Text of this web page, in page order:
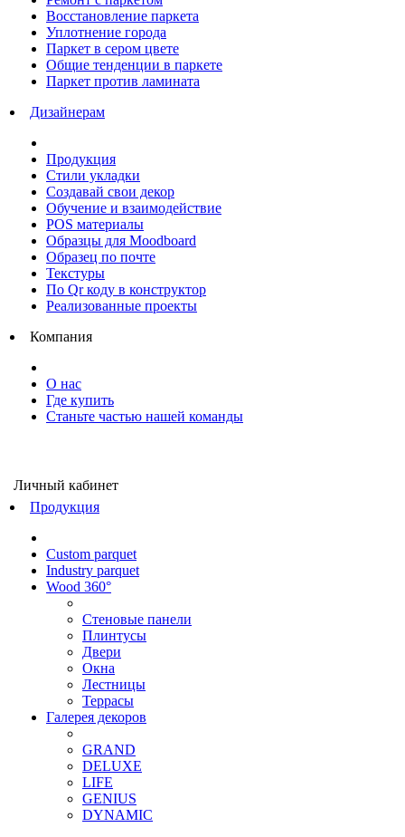
Восстановление паркета
Уплотнение города
Паркет в сером цвете
Общие тенденции в паркете
Паркет против ламината
Дизайнерам
Продукция
Стили укладки
Создавай свои декор
Обучение и взаимодействие
POS материалы
Образцы для Moodboard
Образец по почте
Текстуры
По Qr коду в конструктор
Реализованные проекты
Компания
О нас
Где купить
Станьте частью нашей команды
Личный кабинет
Продукция
Custom parquet
Industry parquet
Wood 360°
Стеновые панели
Плинтусы
Двери
Окна
Лестницы
Террасы
Галерея декоров
GRAND
DELUXE
LIFE
GENIUS
DYNAMIC